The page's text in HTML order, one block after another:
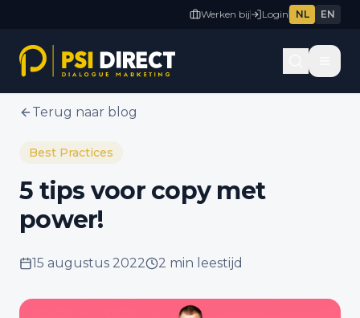
Werken bij Login NL EN
Terug naar blog
Best Practices
5 tips voor copy met
power!
15 augustus 2022 2 min leestijd